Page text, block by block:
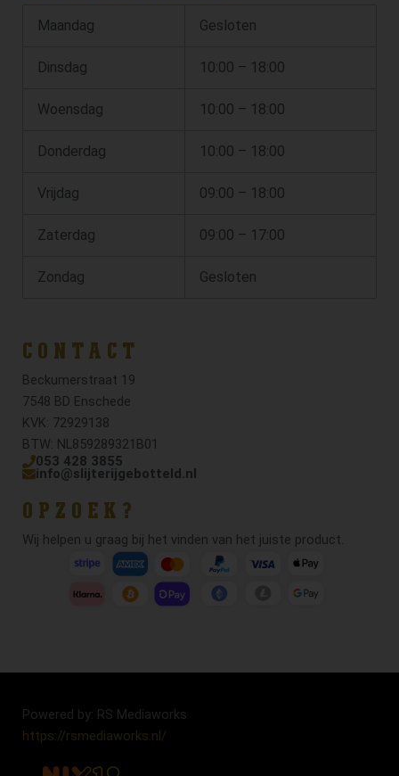
Maandag Gesloten
Dinsdag 10:00 – 18:00
Woensdag 10:00 – 18:00
Donderdag 10:00 – 18:00
Vrijdag 09:00 – 18:00
Zaterdag 09:00 – 17:00
Zondag Gesloten
CONTACT
Beckumerstraat 19
7548 BD Enschede
KVK: 72929138
BTW: NL859289321B01
053 428 3855
info@slijterijgebotteld.nl
OPZOEK?
Wij helpen u graag bij het vinden van het juiste product.
Powered by: RS Mediaworks
https://rsmediaworks.nl/